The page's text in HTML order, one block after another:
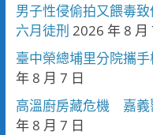
男子性侵偷拍又餵毒
六月徒刑 2026 年 8 月
臺中榮總埔里分院攜
年 8 月 7 日
高溫廚房藏危機 嘉義
年 8 月 7 日